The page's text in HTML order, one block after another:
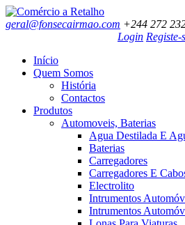
geral@fonsecairmao.com +244 272
Login Registe-
Início
Quem Somos
História
Contactos
Produtos
Automoveis, Baterias
Agua Destilada E
Baterias
Carregadores
Carregadores E
Electrolito
Intrumentos
Intrumentos